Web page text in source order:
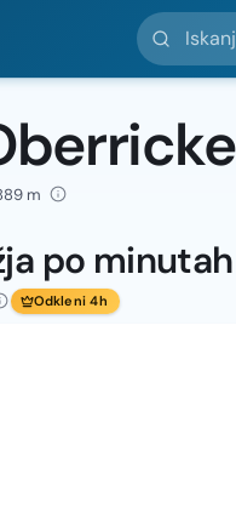
Iskanje
m
po minutah
Odkleni 4h